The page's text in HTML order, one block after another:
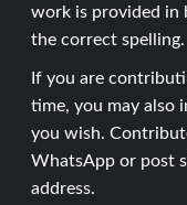
work is provided in
the correct spelling.
If you are
time, you may also
you wish.
WhatsApp or post
address.